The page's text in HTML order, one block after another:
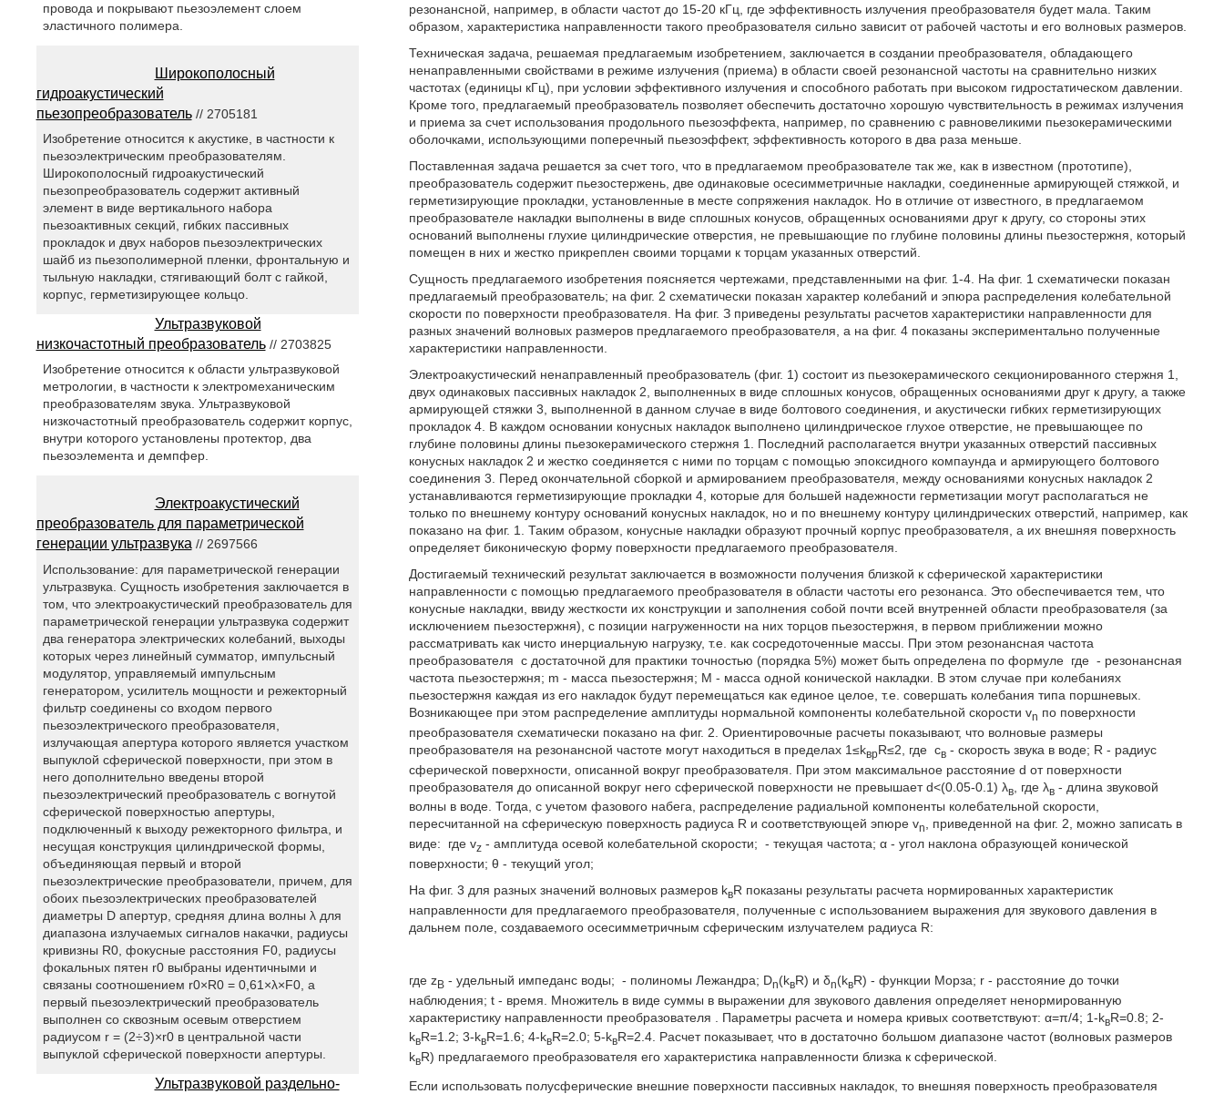
резонансной, например, в области частот до 15-20 кГц, где эффективность излучения преобразователя будет мала. Таким
образом, характеристика направленности такого преобразователя сильно зависит от рабочей частоты и его волновых размеров.
Техническая задача, решаемая предлагаемым изобретением, заключается в создании преобразователя, обладающего
ненаправленными свойствами в режиме излучения (приема) в области своей резонансной частоты на сравнительно низких
частотах (единицы кГц), при условии эффективного излучения и способного работать при высоком гидростатическом давлении.
Кроме того, предлагаемый преобразователь позволяет обеспечить достаточно хорошую чувствительность в режимах излучения
и приема за счет использования продольного пьезоэффекта, например, по сравнению с равновеликими пьезокерамическими
оболочками, использующими поперечный пьезоэффект, эффективность которого в два раза меньше.
Поставленная задача решается за счет того, что в предлагаемом преобразователе так же, как в известном (прототипе),
преобразователь содержит пьезостержень, две одинаковые осесимметричные накладки, соединенные армирующей стяжкой, и
герметизирующие прокладки, установленные в месте сопряжения накладок. Но в отличие от известного, в предлагаемом
преобразователе накладки выполнены в виде сплошных конусов, обращенных основаниями друг к другу, со стороны этих
оснований выполнены глухие цилиндрические отверстия, не превышающие по глубине половины длины пьезостержня, который
помещен в них и жестко прикреплен своими торцами к торцам указанных отверстий.
Сущность предлагаемого изобретения поясняется чертежами, представленными на фиг. 1-4. На фиг. 1 схематически показан
предлагаемый преобразователь; на фиг. 2 схематически показан характер колебаний и эпюра распределения колебательной
скорости по поверхности преобразователя. На фиг. З приведены результаты расчетов характеристики направленности для
разных значений волновых размеров предлагаемого преобразователя, а на фиг. 4 показаны экспериментально полученные
характеристики направленности.
Электроакустический ненаправленный преобразователь (фиг. 1) состоит из пьезокерамического секционированного стержня 1,
двух одинаковых пассивных накладок 2, выполненных в виде сплошных конусов, обращенных основаниями друг к другу, а также
армирующей стяжки 3, выполненной в данном случае в виде болтового соединения, и акустически гибких герметизирующих
прокладок 4. В каждом основании конусных накладок выполнено цилиндрическое глухое отверстие, не превышающее по
глубине половины длины пьезокерамического стержня 1. Последний располагается внутри указанных отверстий пассивных
конусных накладок 2 и жестко соединяется с ними по торцам с помощью эпоксидного компаунда и армирующего болтового
соединения 3. Перед окончательной сборкой и армированием преобразователя, между основаниями конусных накладок 2
устанавливаются герметизирующие прокладки 4, которые для большей надежности герметизации могут располагаться не
только по внешнему контуру оснований конусных накладок, но и по внешнему контуру цилиндрических отверстий, например, как
показано на фиг. 1. Таким образом, конусные накладки образуют прочный корпус преобразователя, а их внешняя поверхность
определяет биконическую форму поверхности предлагаемого преобразователя.
Достигаемый технический результат заключается в возможности получения близкой к сферической характеристики
направленности с помощью предлагаемого преобразователя в области частоты его резонанса. Это обеспечивается тем, что
конусные накладки, ввиду жесткости их конструкции и заполнения собой почти всей внутренней области преобразователя (за
исключением пьезостержня), с позиции нагруженности на них торцов пьезостержня, в первом приближении можно
рассматривать как чисто инерциальную нагрузку, т.е. как сосредоточенные массы. При этом резонансная частота
преобразователя с достаточной для практики точностью (порядка 5%) может быть определена по формуле где - резонансная
частота пьезостержня; m - масса пьезостержня; М - масса одной конической накладки. В этом случае при колебаниях
пьезостержня каждая из его накладок будут перемещаться как единое целое, т.е. совершать колебания типа поршневых.
Возникающее при этом распределение амплитуды нормальной компоненты колебательной скорости vn по поверхности
преобразователя схематически показано на фиг. 2. Ориентировочные расчеты показывают, что волновые размеры
преобразователя на резонансной частоте могут находиться в пределах 1≤kврR≤2, где св - скорость звука в воде; R - радиус
сферической поверхности, описанной вокруг преобразователя. При этом максимальное расстояние d от поверхности
преобразователя до описанной вокруг него сферической поверхности не превышает d<(0.05-0.1) λв , где λв - длина звуковой
волны в воде. Тогда, с учетом фазового набега, распределение радиальной компоненты колебательной скорости,
пересчитанной на сферическую поверхность радиуса R и соответствующей эпюре vn, приведенной на фиг. 2, можно записать в
виде:
где vz - амплитуда осевой колебательной скорости; - текущая частота; α - угол наклона образующей конической
поверхности; θ - текущий угол;
На фиг. 3 для разных значений волновых размеров kвR показаны результаты расчета нормированных характеристик
направленности для предлагаемого преобразователя, полученные с использованием выражения для звукового давления в
дальнем поле, создаваемого осесимметричным сферическим излучателем радиуса R:
где zB - удельный импеданс воды; - полиномы Лежандра; Dn(kвR) и δn(kвR) - функции Морза; r - расстояние до точки
наблюдения; t - время. Множитель в виде суммы в выражении для звукового давления определяет ненормированную
характеристику направленности преобразователя
. Параметры расчета и номера кривых соответствуют: α=π/4; 1-kвR=0.8; 2-
kвR=1.2; 3-kвR=1.6; 4-kвR=2.0; 5-kвR=2.4. Расчет показывает, что в достаточно большом диапазоне частот (волновых размеров
kвR) предлагаемого преобразователя его характеристика направленности близка к сферической.
Если использовать полусферические внешние поверхности пассивных накладок, то внешняя поверхность преобразователя
провода и покрывают пьезоэлемент слоем
эластичного полимера.
Широкополосный
гидроакустический
пьезопреобразователь// 2705181
Изобретение относится к акустике, в частности к
пьезоэлектрическим преобразователям.
Широкополосный гидроакустический
пьезопреобразователь содержит активный
элемент в виде вертикального набора
пьезоактивных секций, гибких пассивных
прокладок и двух наборов пьезоэлектрических
шайб из пьезополимерной пленки, фронтальную и
тыльную накладки, стягивающий болт с гайкой,
корпус, герметизирующее кольцо.
Ультразвуковой
низкочастотный преобразователь// 2703825
Изобретение относится к области ультразвуковой
метрологии, в частности к электромеханическим
преобразователям звука. Ультразвуковой
низкочастотный преобразователь содержит корпус,
внутри которого установлены протектор, два
пьезоэлемента и демпфер.
Электроакустический
преобразователь для параметрической
генерации ультразвука// 2697566
Использование: для параметрической генерации
ультразвука. Сущность изобретения заключается в
том, что электроакустический преобразователь для
параметрической генерации ультразвука содержит
два генератора электрических колебаний, выходы
которых через линейный сумматор, импульсный
модулятор, управляемый импульсным
генератором, усилитель мощности и режекторный
фильтр соединены со входом первого
пьезоэлектрического преобразователя,
излучающая апертура которого является участком
выпуклой сферической поверхности, при этом в
него дополнительно введены второй
пьезоэлектрический преобразователь с вогнутой
сферической поверхностью апертуры,
подключенный к выходу режекторного фильтра, и
несущая конструкция цилиндрической формы,
объединяющая первый и второй
пьезоэлектрические преобразователи, причем, для
обоих пьезоэлектрических преобразователей
диаметры D апертур, средняя длина волны λ для
диапазона излучаемых сигналов накачки, радиусы
кривизны R0, фокусные расстояния F0, радиусы
фокальных пятен r0 выбраны идентичными и
связаны соотношением r0×R0 = 0,61×λ×F0, а
первый пьезоэлектрический преобразователь
выполнен со сквозным осевым отверстием
радиусом r = (2÷3)×r0 в центральной части
выпуклой сферической поверхности апертуры.
Ультразвуковой раздельно-